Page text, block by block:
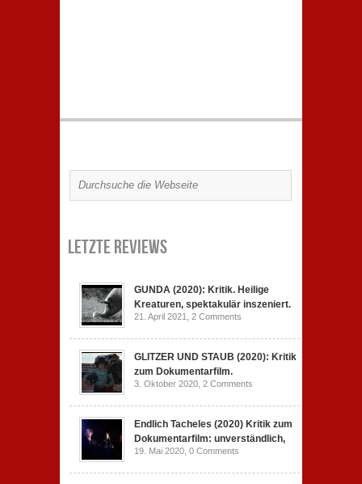
Letzte Reviews
GUNDA (2020): Kritik. Heilige
Kreaturen, spektakulär inszeniert.
21. April 2021, 2 Comments
GLITZER UND STAUB (2020): Kritik
zum Dokumentarfilm.
3. Oktober 2020, 2 Comments
Endlich Tacheles (2020) Kritik zum
Dokumentarfilm: unverständlich,
19. Mai 2020, 0 Comments